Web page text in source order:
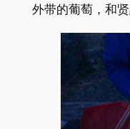
外带的葡萄，和